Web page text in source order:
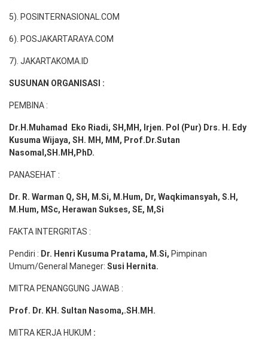
5). POSINTERNASIONAL.COM
6). POSJAKARTARAYA.COM
7). JAKARTAKOMA.ID
SUSUNAN ORGANISASI :
PEMBINA :
Dr.H.Muhamad Eko Riadi, SH,MH , Irjen. Pol (Pur) Drs. H. Edy
Kusuma Wijaya, SH. MH, MM, Prof. Dr.Sutan
Nasomal,SH.MH,PhD.
PANASEHAT :
Dr. R. Warman Q, SH, M.Si, M.Hum, Dr, Waqkimansyah, S.H,
M.Hum, MSc, Herawan Sukses, SE, M,Si
FAKTA INTERGRITAS :
Pendiri : Dr. Henri Kusuma Pratama, M.Si, Pimpinan
Umum/General Maneger: Susi Hernita.
MITRA PENANGGUNG JAWAB :
Prof. Dr. KH. Sultan Nasoma,.SH.MH.
MITRA KERJA HUKUM :